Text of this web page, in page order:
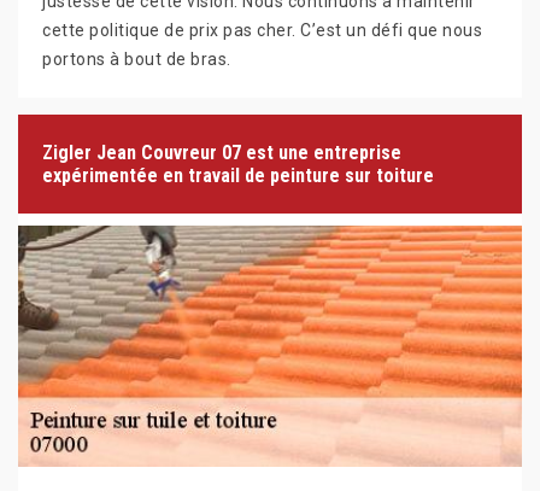
cette politique de prix pas cher. C’est un défi que nous
portons à bout de bras.
Zigler Jean Couvreur 07 est une entreprise
expérimentée en travail de peinture sur toiture